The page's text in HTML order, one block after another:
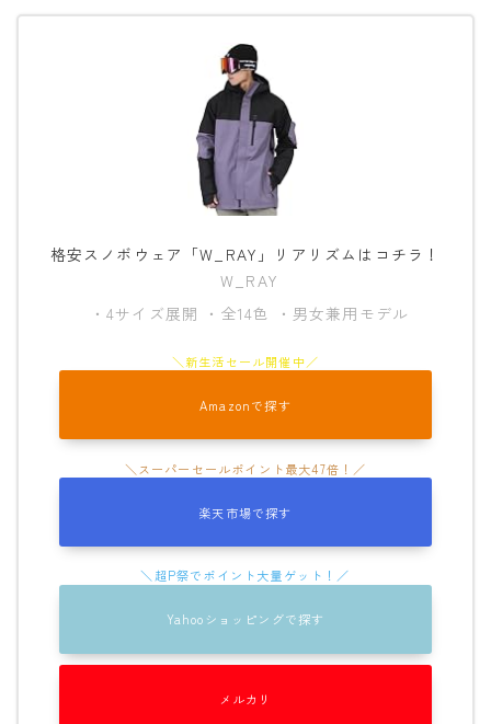
FIELD EARTH
JONES
NOVEMBER
OGASAKA
格安スノボウェア「W_RAY」リアリズムはコチラ！
W_RAY
・4サイズ展開 ・全14色 ・男女兼用モデル
Amazonで探す
楽天市場で探す
Yahooショッピングで探す
メルカリ